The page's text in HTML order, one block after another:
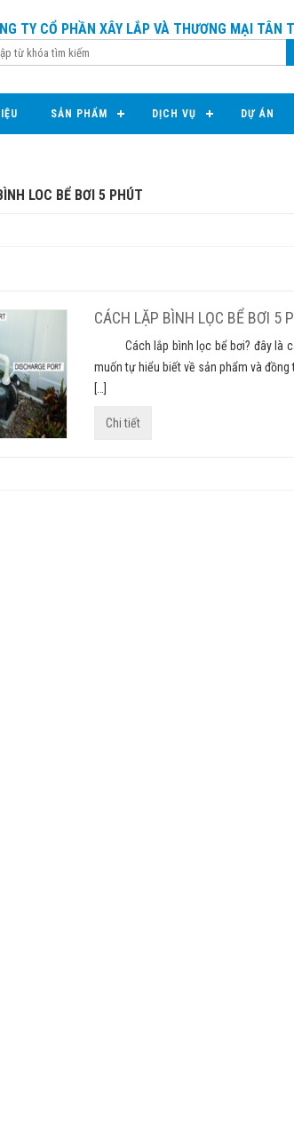
TY CỔ PHẦN XÂY LẮP VÀ THƯƠNG MẠI TÂN
SẢN PHẨM DỊCH VỤ DỰ ÁN
LOC BỂ BƠI 5 PHÚT
CÁCH LẶP BÌNH LỌC BỂ BƠI 5
Cách lắp bình lọc bể bơi? đây là
muốn tự hiểu biết về sản phẩm và
[…]
Chi tiết